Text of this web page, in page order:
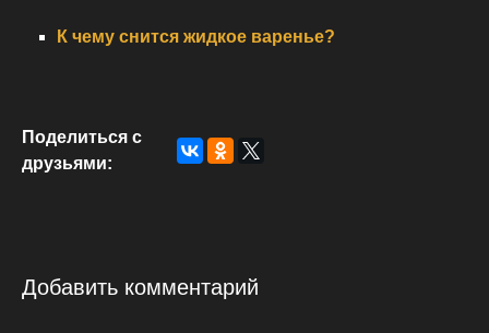
К чему снится жидкое варенье?
Поделиться с
друзьями:
Добавить комментарий